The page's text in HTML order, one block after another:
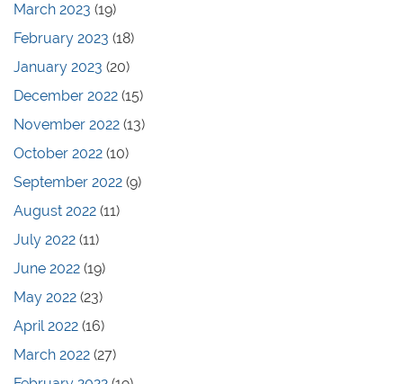
March 2023 (19)
February 2023 (18)
January 2023 (20)
December 2022 (15)
November 2022 (13)
October 2022 (10)
September 2022 (9)
August 2022 (11)
July 2022 (11)
June 2022 (19)
May 2022 (23)
April 2022 (16)
March 2022 (27)